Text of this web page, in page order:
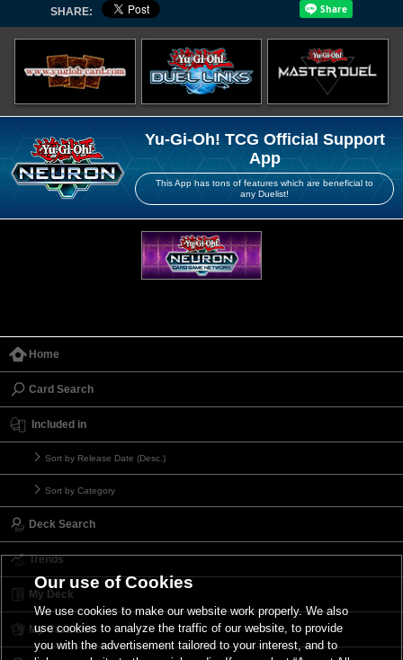
SHARE:
Yu-Gi-Oh! TCG Official Support
App
This App has tons of features which are beneficial to
any Duelist!
Home
Card Search
Included in
Sort by Release Date (Desc.)
Sort by Category
Deck Search
Trends
My Deck
My Card List
Our use of Cookies
We use cookies to make our website work properly. We also
use cookies to analyze the traffic of our website, to provide
you with the advertisement tailored to your interest, and to